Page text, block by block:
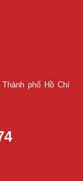
phố Hồ Chí